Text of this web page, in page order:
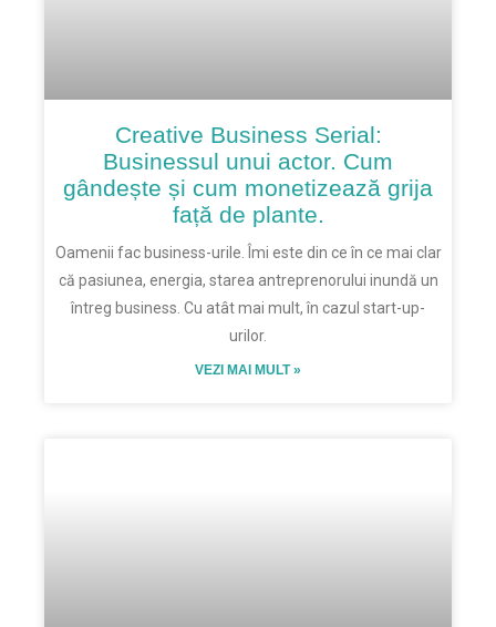
Creative Business Serial:
Businessul unui actor. Cum
gândește și cum monetizează grija
față de plante.
Oamenii fac business-urile. Îmi este din ce în ce mai clar
că pasiunea, energia, starea antreprenorului inundă un
întreg business. Cu atât mai mult, în cazul start-up-
urilor.
VEZI MAI MULT »